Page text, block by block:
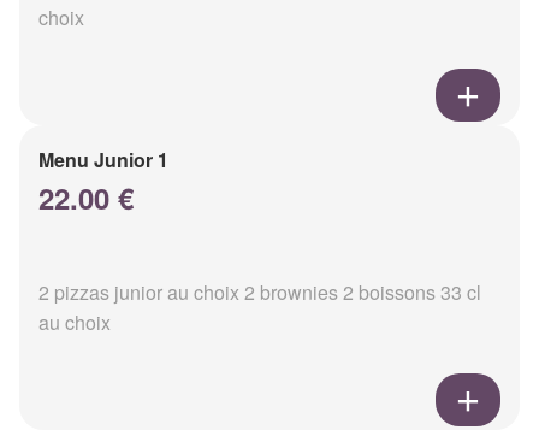
choix
Menu Junior 1
22.00 €
2 pizzas junior au choix 2 brownies 2 boissons 33 cl
au choix